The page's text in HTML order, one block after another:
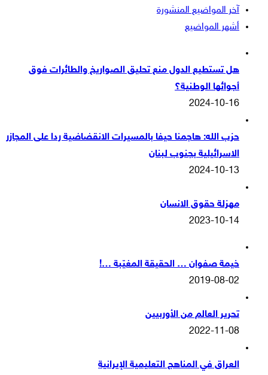
آخر المواضيع المنشورة
أشهر المواضيع
هل تستطيع الدول منع تحليق الصواريخ والطائرات فوق
أجوائها الوطنية؟
2024-10-16
حزب الله: هاجمنا حيفا بالمسيرات الانقضاضية ردا على المجازر
الاسرائيلية بجنوب لبنان
2024-10-13
مهزلة حقوق الانسان
2023-10-14
خيمة صفوان … الحقيقة المغيّبة …!
2019-08-02
تحرير العالم من الأوربيين
2022-11-08
العراق في المناهج التعليمية الإيرانية